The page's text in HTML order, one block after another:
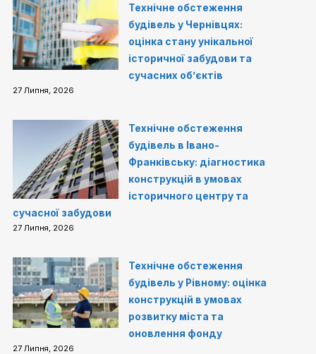
Технічне обстеження
будівель у Чернівцях:
оцінка стану унікальної
історичної забудови та
сучасних об’єктів
27 Липня, 2026
Технічне обстеження
будівель в Івано-
Франківську: діагностика
конструкцій в умовах
історичного центру та
сучасної забудови
27 Липня, 2026
Технічне обстеження
будівель у Рівному: оцінка
конструкцій в умовах
розвитку міста та
оновлення фонду
27 Липня, 2026